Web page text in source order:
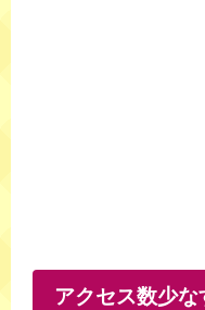
アクセス数少